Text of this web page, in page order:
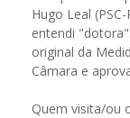
Hugo Leal
entendi
original da
Câmara e
Quem visita/ou